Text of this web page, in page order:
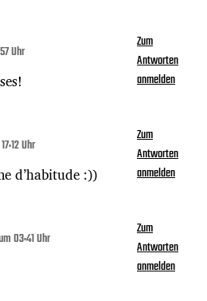
Uhr
Zum
Antworten
anmelden
Uhr
d’habitude :))
Zum
Antworten
anmelden
03:41 Uhr
Zum
Antworten
anmelden